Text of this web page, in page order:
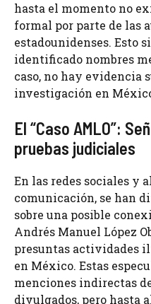
hasta el momento no
formal por parte de las
estadounidenses. Esto
identificado nombres
caso, no hay evidencia
investigación en
El “Caso AMLO”:
pruebas judiciales
En las redes sociales y
comunicación, se han
sobre una posible
Andrés Manuel López
presuntas actividades
en México. Estas
menciones indirectas
divulgados, pero hasta